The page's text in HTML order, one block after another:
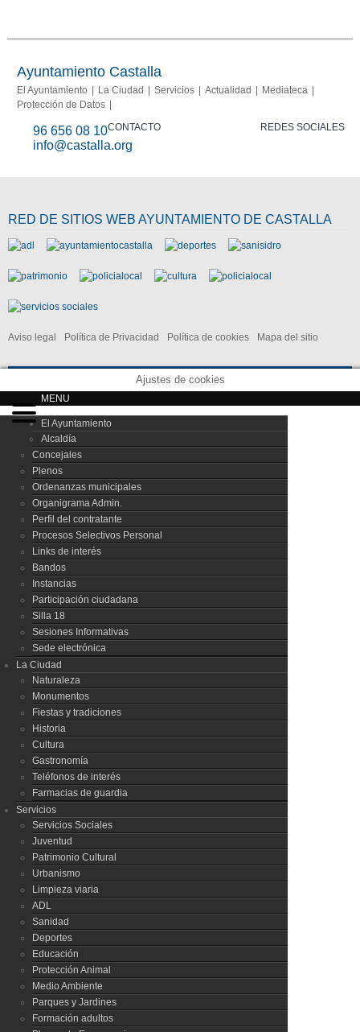
Photovoltaic
Fraud
Ayuntamiento Castalla
El Ayuntamiento La Ciudad Servicios Actualidad
Mediateca
Protección de Datos
CONTACTO
96 656 08 10
info@castalla.org
REDES SOCIALES
RED DE SITIOS WEB AYUNTAMIENTO DE CASTALLA
Aviso legal Política de Privacidad Política de cookies Mapa del sitio
Ajustes de cookies
MENU
El Ayuntamiento
Alcaldía
Concejales
Plenos
Ordenanzas municipales
Organigrama Admin.
Perfil del contratante
Procesos Selectivos Personal
Links de interés
Bandos
Instancias
Participación ciudadana
Silla 18
Sesiones Informativas
Sede electrónica
La Ciudad
Naturaleza
Monumentos
Fiestas y tradiciones
Historia
Cultura
Gastronomía
Teléfonos de interés
Farmacias de guardia
Servicios
Servicios Sociales
Juventud
Patrimonio Cultural
Urbanismo
Limpieza viaria
ADL
Sanidad
Deportes
Educación
Protección Animal
Medio Ambiente
Parques y Jardines
Formación adultos